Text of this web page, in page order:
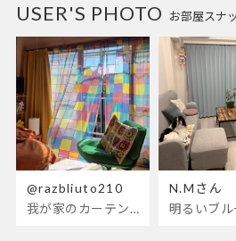
お部屋スナ
USER'S PHOTO
@razbliuto210
我が家のカーテンが新しくなりました🌼早起きが超絶苦手な私が、思わず朝カーテンを開けて光合成するようになったステンドグラスカーテン…！
N.Mさん